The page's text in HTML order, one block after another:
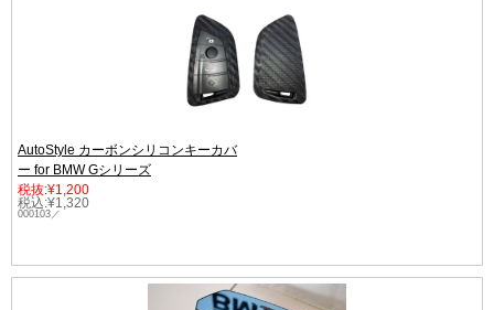
AutoStyle カーボンシリコンキーカバ
ー for BMW Gシリーズ
税抜:¥1,200
税込:¥1,320
000103／